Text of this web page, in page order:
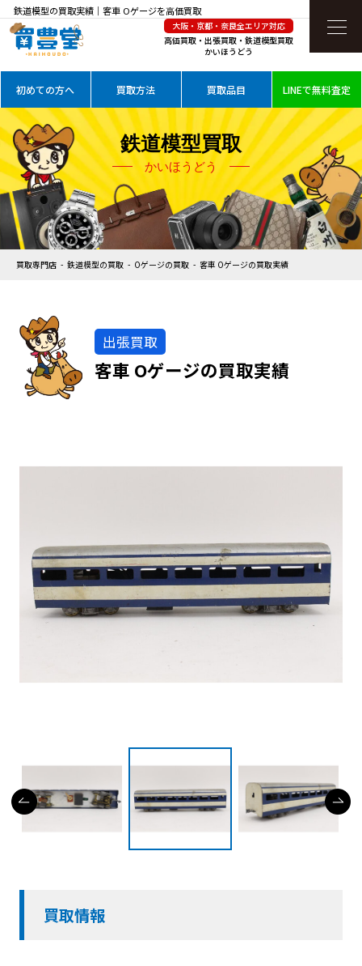
鉄道模型の買取実績｜客車 Oゲージを高価買取
大阪・京都・奈良全エリア対応
高価買取・出張買取・鉄道模型買取
かいほうどう
初めての方へ 買取方法 買取品目 LINEで無料査定
鉄道模型買取
かいほうどう
買取専門店 鉄道模型の買取 Oゲージの買取 客車 Oゲージの買取実績
出張買取
客車 Oゲージの買取実績
買取情報